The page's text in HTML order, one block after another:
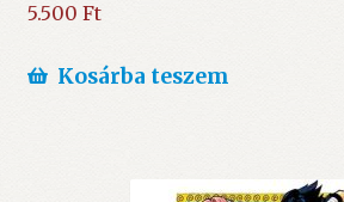
5.500 Ft
Kosárba teszem